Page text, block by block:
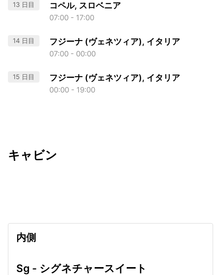
13 日目 コペル, スロベニア
07:00 - 17:00
14 日目 フジーナ (ヴェネツィア), イタリア
07:00 - 00:00
15 日目 フジーナ (ヴェネツィア), イタリア
00:00 - 19:00
キャビン
内側
Sg - シグネチャースイート